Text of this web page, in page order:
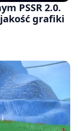
PSSR 2.0.
grafiki